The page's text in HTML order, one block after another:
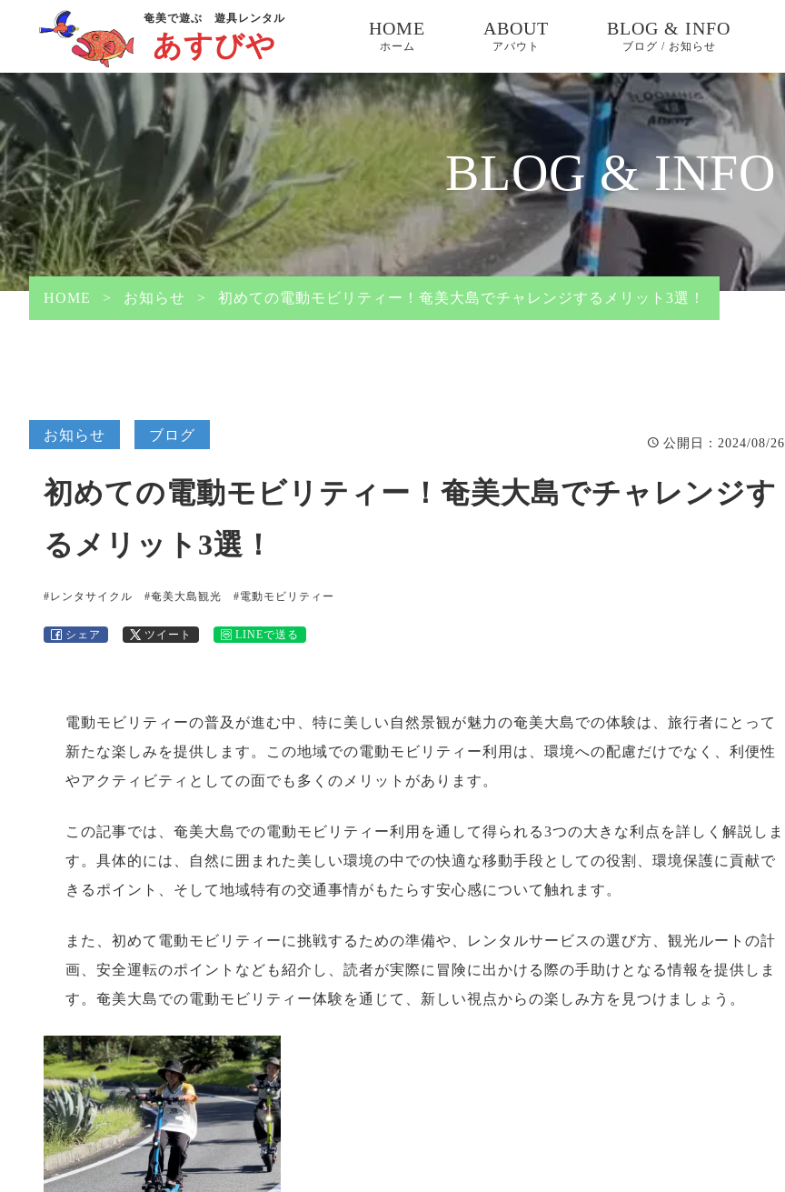
奄美で遊ぶ 遊具レンタル
あすびや
HOME
ホーム
ABOUT
アバウト
BLOG & INFO
ブログ / お知らせ
お知らせ
BLOG & INFO
HOME > お知らせ > 初めての電動モビリティー！奄美大島でチャレンジするメリット3選！
お知らせ ブログ
公開日 ：2024/08/26
初めての電動モビリティー！奄美大島でチャレンジす
るメリット3選！
#レンタサイクル #奄美大島観光 #電動モビリティー
シェア ツイート LINEで送る
電動モビリティーの普及が進む中、特に美しい自然景観が魅力の奄美大島での体験は、旅行者にとって
新たな楽しみを提供します。この地域での電動モビリティー利用は、環境への配慮だけでなく、利便性
やアクティビティとしての面でも多くのメリットがあります。
この記事では、奄美大島での電動モビリティー利用を通して得られる3つの大きな利点を詳しく解説しま
す。具体的には、自然に囲まれた美しい環境の中での快適な移動手段としての役割、環境保護に貢献で
きるポイント、そして地域特有の交通事情がもたらす安心感について触れます。
また、初めて電動モビリティーに挑戦するための準備や、レンタルサービスの選び方、観光ルートの計
画、安全運転のポイントなども紹介し、読者が実際に冒険に出かける際の手助けとなる情報を提供しま
す。奄美大島での電動モビリティー体験を通じて、新しい視点からの楽しみ方を見つけましょう。